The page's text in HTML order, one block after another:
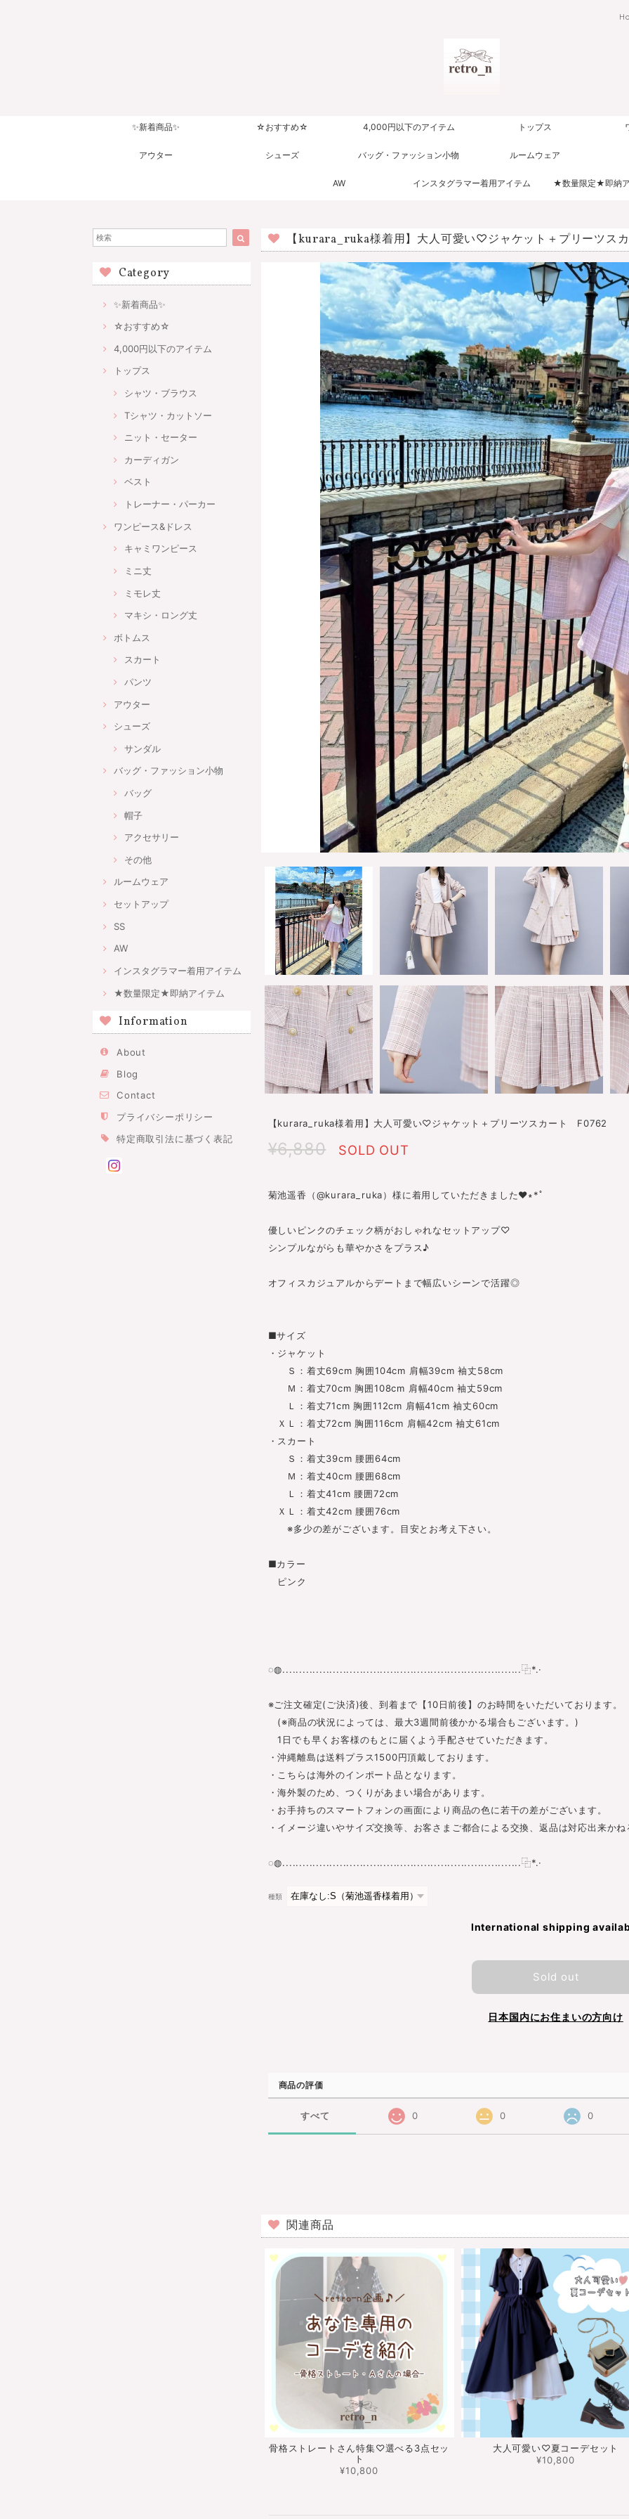
✨新着商品✨ ☆おすすめ☆ 4,000円以下のアイテム トップス
アウター シューズ バッグ・ファッション小物 ルームウェア
AW インスタグラマー着用アイテム ★数量限定★即納
Category
✨新着商品✨
☆おすすめ☆
4,000円以下のアイテム
トップス
シャツ・ブラウス
Tシャツ・カットソー
ニット・セーター
カーディガン
ベスト
トレーナー・パーカー
ワンピース&ドレス
キャミワンピース
ミニ丈
ミモレ丈
マキシ・ロング丈
ボトムス
スカート
パンツ
アウター
シューズ
サンダル
バッグ・ファッション小物
バッグ
帽子
アクセサリー
その他
ルームウェア
セットアップ
SS
AW
インスタグラマー着用アイテム
★数量限定★即納アイテム
Information
About
Blog
Contact
プライバシーポリシー
特定商取引法に基づく表記
【kurara_ruka様着用】大人可愛い♡ジャケット＋プリーツス
【kurara_ruka様着用】大人可愛い♡ジャケット＋プリーツスカート F0762
¥6,880 SOLD OUT
菊池遥香（@kurara_ruka）様に着用していただきました♥︎︎∗︎*ﾟ
優しいピンクのチェック柄がおしゃれなセットアップ♡
シンプルながらも華やかさをプラス♪
オフィスカジュアルからデートまで幅広いシーンで活躍◎
■サイズ
・ジャケット
Ｓ：着丈69cm 胸囲104cm 肩幅39cm 袖丈58cm
Ｍ：着丈70cm 胸囲108cm 肩幅40cm 袖丈59cm
Ｌ：着丈71cm 胸囲112cm 肩幅41cm 袖丈60cm
ＸＬ：着丈72cm 胸囲116cm 肩幅42cm 袖丈61cm
・スカート
Ｓ：着丈39cm 腰囲64cm
Ｍ：着丈40cm 腰囲68cm
Ｌ：着丈41cm 腰囲72cm
ＸＬ：着丈42cm 腰囲76cm
※多少の差がございます。目安とお考え下さい。
■カラー
ピンク
◌◍.......................................................................⿻*.·
※ご注文確定(ご決済)後、到着まで【10日前後】のお時間をいただいております。
(※商品の状況によっては、最大3週間前後かかる場合もございます。)
1日でも早くお客様のもとに届くよう手配させていただきます。
・沖縄離島は送料プラス1500円頂戴しております。
・こちらは海外のインポート品となります。
・海外製のため、つくりがあまい場合があります。
・お手持ちのスマートフォンの画面により商品の色に若干の差がございます。
・イメージ違いやサイズ交換等、お客さまご都合による交換、返品は対応出来かね
◌◍.......................................................................⿻*.·
種類
International shipping
Sold out
日本国内にお住まいの方向け
商品の評価
すべて 0 0 0
関連商品
骨格ストレートさん特集♡選べる3点セッ
ト
¥10,800
大人可愛い♡夏コーデセット
¥10,800